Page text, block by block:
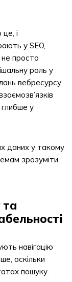
і
у SEO,
просто
роль у
вебресурсу.
глибше у
даних у такому
зрозуміти
та
навігацію
оскільки
пошуку.